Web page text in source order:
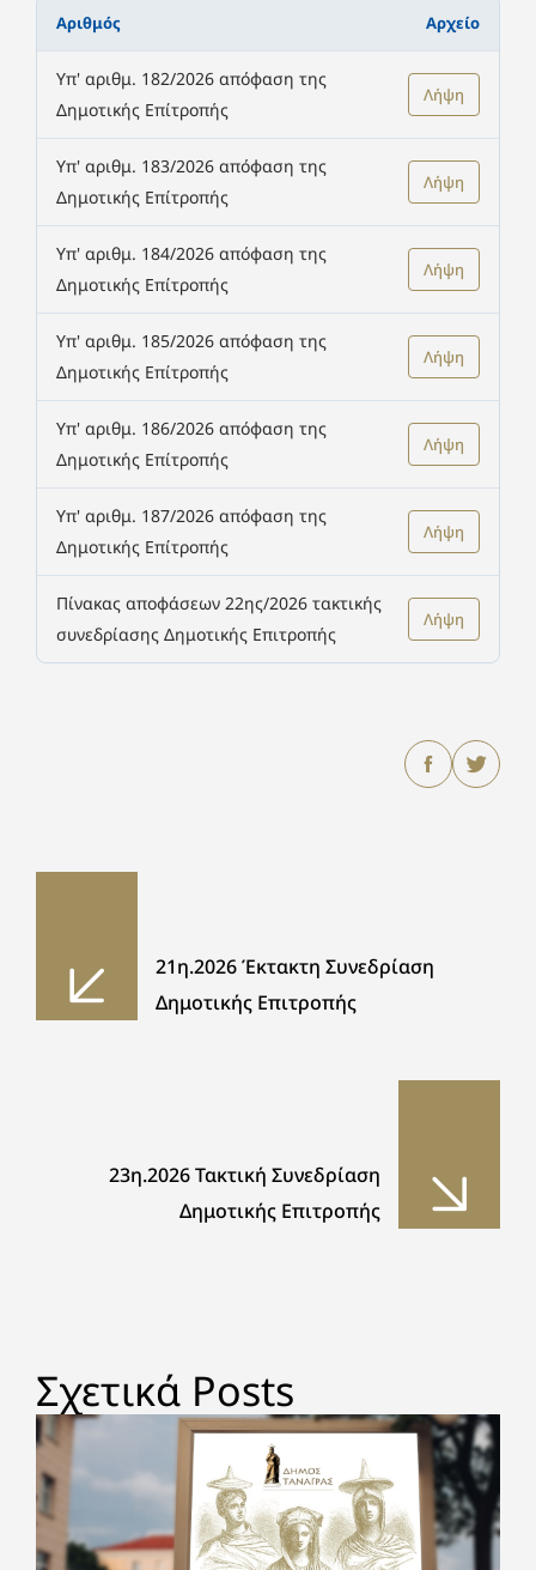
Αριθμός Αρχείο
Υπ' αριθμ. 182/2026 απόφαση της
Δημοτικής Επίτροπής
Λήψη
Υπ' αριθμ. 183/2026 απόφαση της
Δημοτικής Επίτροπής
Λήψη
Υπ' αριθμ. 184/2026 απόφαση της
Δημοτικής Επίτροπής
Λήψη
Υπ' αριθμ. 185/2026 απόφαση της
Δημοτικής Επίτροπής
Λήψη
Υπ' αριθμ. 186/2026 απόφαση της
Δημοτικής Επίτροπής
Λήψη
Υπ' αριθμ. 187/2026 απόφαση της
Δημοτικής Επίτροπής
Λήψη
Πίνακας αποφάσεων 22ης/2026 τακτικής
συνεδρίασης Δημοτικής Επιτροπής
Λήψη
21η.2026 Έκτακτη Συνεδρίαση
Δημοτικής Επιτροπής
23η.2026 Τακτική Συνεδρίαση
Δημοτικής Επιτροπής
Σχετικά Posts